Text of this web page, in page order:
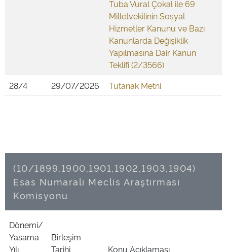
Tuba Vural Çokal ile 69
Milletvekilinin Sosyal
Hizmetler Kanunu ve Bazı
Kanunlarda Değişiklik
Yapılmasına Dair Kanun
Teklifi (2/3566)
28/4
29/07/2026 Tutanak Metni
(10/1899,1900,1901,1902,1903,1904)
Esas Numaralı Meclis Araştırması
Komisyonu
Dönemi/
Yasama
Yılı
Birleşim
Tarihi
Konu Açıklaması